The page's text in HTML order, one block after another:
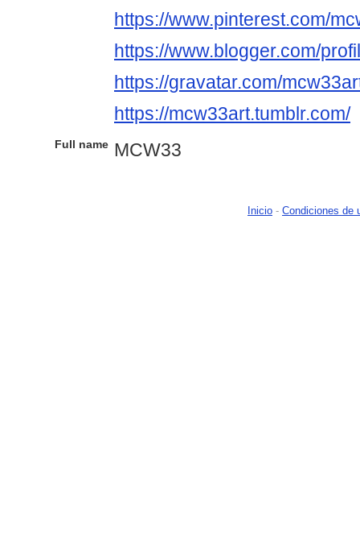
https://www.pinterest.com/
https://www.blogger.com/
https://gravatar.com/
https://mcw33art.tumblr.com/
Full name MCW33
Inicio - Condiciones de